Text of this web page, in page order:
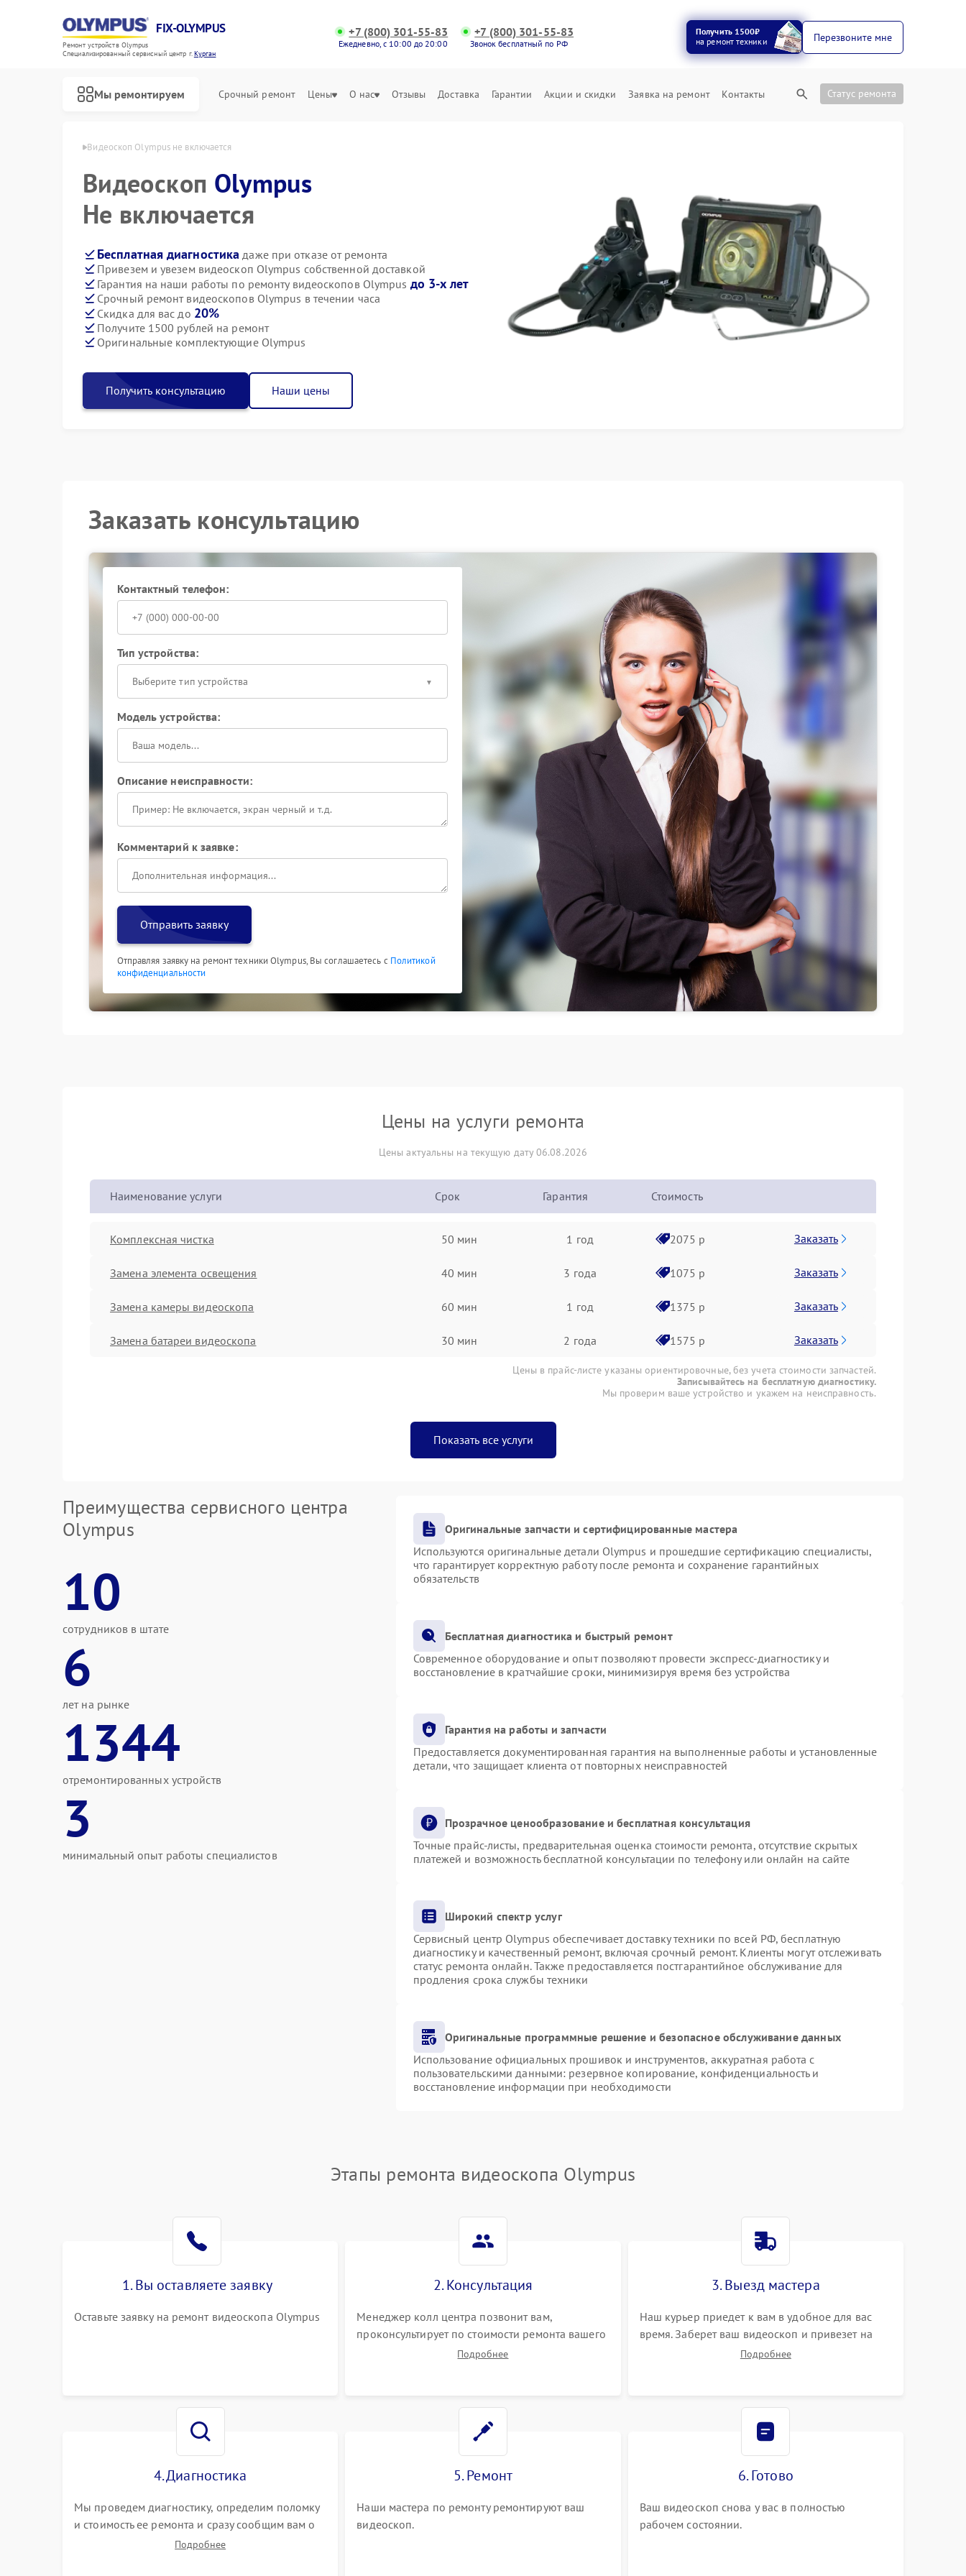
FIX-OLYMPUS
Ремонт устройств Olympus
Специализированный cервисный центр г.Курган
+7 (800) 301-55-83
Ежедневно, с 10:00 до 20:00
+7 (800) 301-55-83
Звонок бесплатный по РФ
Получить 1500₽
на ремонт техники
Перезвоните мне
Мы ремонтируем Срочный ремонт Цены О нас Отзывы Доставка Гарантии Акции и скидки Заявка на ремонт Контакты Статус ремонта
Olympus в Кургане Видеоскоп Olympus не включается
Видеоскоп Olympus
Не включается
Бесплатная диагностика даже при отказе от ремонта
Привезем и увезем видеоскоп Olympus собственной доставкой
Гарантия на наши работы по ремонту видеоскопов Olympus до 3-х лет
Срочный ремонт видеоскопов Olympus в течении часа
Скидка для вас до 20%
Получите 1500 рублей на ремонт
Оригинальные комплектующие Olympus
Получить консультацию Наши цены
Заказать консультацию
Контактный телефон:
Тип устройства:
Выберите тип устройства
Модель устройства:
Описание неисправности:
Комментарий к заявке:
Отправить заявку
Отправляя заявку на ремонт техники Olympus, Вы соглашаетесь с Политикой
конфиденциальности
Цены на услуги ремонта
Цены актуальны на текущую дату 06.08.2026
Наименование услуги Срок Гарантия Стоимость
Комплексная чистка 50 мин 1 год 2075 р Заказать
Замена элемента освещения 40 мин 3 года 1075 р Заказать
Замена камеры видеоскопа 60 мин 1 год 1375 р Заказать
Замена батареи видеоскопа 30 мин 2 года 1575 р Заказать
Цены в прайс-листе указаны ориентировочные, без учета стоимости запчастей.
Записывайтесь на бесплатную диагностику.
Мы проверим ваше устройство и укажем на неисправность.
Показать все услуги
Преимущества сервисного центра
Olympus
10
сотрудников в штате
6
лет на рынке
1344
отремонтированных устройств
3
минимальный опыт работы специалистов
Оригинальные запчасти и сертифицированные мастера
Используются оригинальные детали Olympus и прошедшие сертификацию специалисты,
что гарантирует корректную работу после ремонта и сохранение гарантийных
обязательств
Бесплатная диагностика и быстрый ремонт
Современное оборудование и опыт позволяют провести экспресс-диагностику и
восстановление в кратчайшие сроки, минимизируя время без устройства
Гарантия на работы и запчасти
Предоставляется документированная гарантия на выполненные работы и установленные
детали, что защищает клиента от повторных неисправностей
Прозрачное ценообразование и бесплатная консультация
Точные прайс-листы, предварительная оценка стоимости ремонта, отсутствие скрытых
платежей и возможность бесплатной консультации по телефону или онлайн на сайте
Широкий спектр услуг
Сервисный центр Olympus обеспечивает доставку техники по всей РФ, бесплатную
диагностику и качественный ремонт, включая срочный ремонт. Клиенты могут отслеживать
статус ремонта онлайн. Также предоставляется постгарантийное обслуживание для
продления срока службы техники
Оригинальные программные решение и безопасное обслуживание данных
Использование официальных прошивок и инструментов, аккуратная работа с
пользовательскими данными: резервное копирование, конфиденциальность и
восстановление информации при необходимости
Этапы ремонта видеоскопа Olympus
1. Вы оставляете заявку
Оставьте заявку на ремонт видеоскопа Olympus
2. Консультация
Менеджер колл центра позвонит вам,
проконсультирует по стоимости ремонта вашего
видеоскопа а также ответит на все ваши
Подробнее
3. Выезд мастера
Наш курьер приедет к вам в удобное для вас
время. Заберет ваш видеоскоп и привезет на
склад для диагностики.Подробнее
4. Диагностика
Мы проведем диагностику, определим поломку
и стоимость ее ремонта и сразу сообщим вам о
сроках ее устраненияПодробнее
5. Ремонт
Наши мастера по ремонту ремонтируют ваш
видеоскоп.
6. Готово
Ваш видеоскоп снова у вас в полностью
рабочем состоянии.